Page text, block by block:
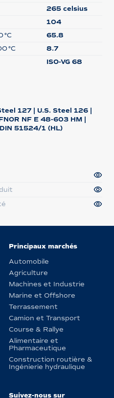
265 celsius
104
°C
65.8
°C
8.7
ISO-VG 68
127 | U.S. Steel 126 |
NF E 48-603 HM |
51524/1 (HL)
Principaux marchés
Automobile
Agriculture
Machines et Industrie
Marine et Offshore
Terrassement
Camion et Transport
Course & Rallye
Alimentaire et
Pharmaceutique
Construction routière &
Ingénierie hydraulique
Suivez-nous sur